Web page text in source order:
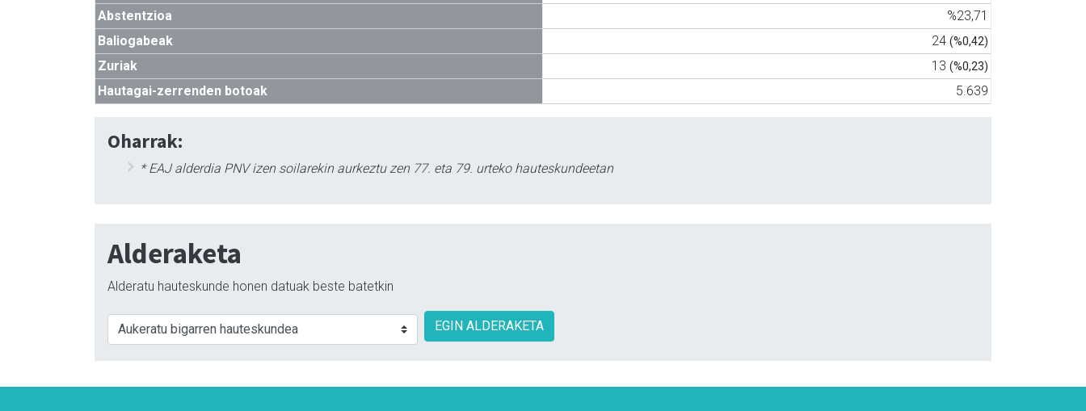
Abstentzioa
%23,71
Baliogabeak
24 (%0,42)
Zuriak 13 (%0,23)
Hautagai-zerrenden botoak 5.639
Oharrak:
* EAJ alderdia PNV izen soilarekin aurkeztu zen 77. eta 79. urteko hauteskundeetan
Alderaketa
Alderatu hauteskunde honen datuak beste batetkin
EGIN ALDERAKETA